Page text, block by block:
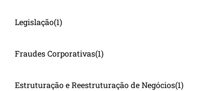
Legislação(1)
Fraudes Corporativas(1)
Estruturação e Reestruturação de Negócios(1)